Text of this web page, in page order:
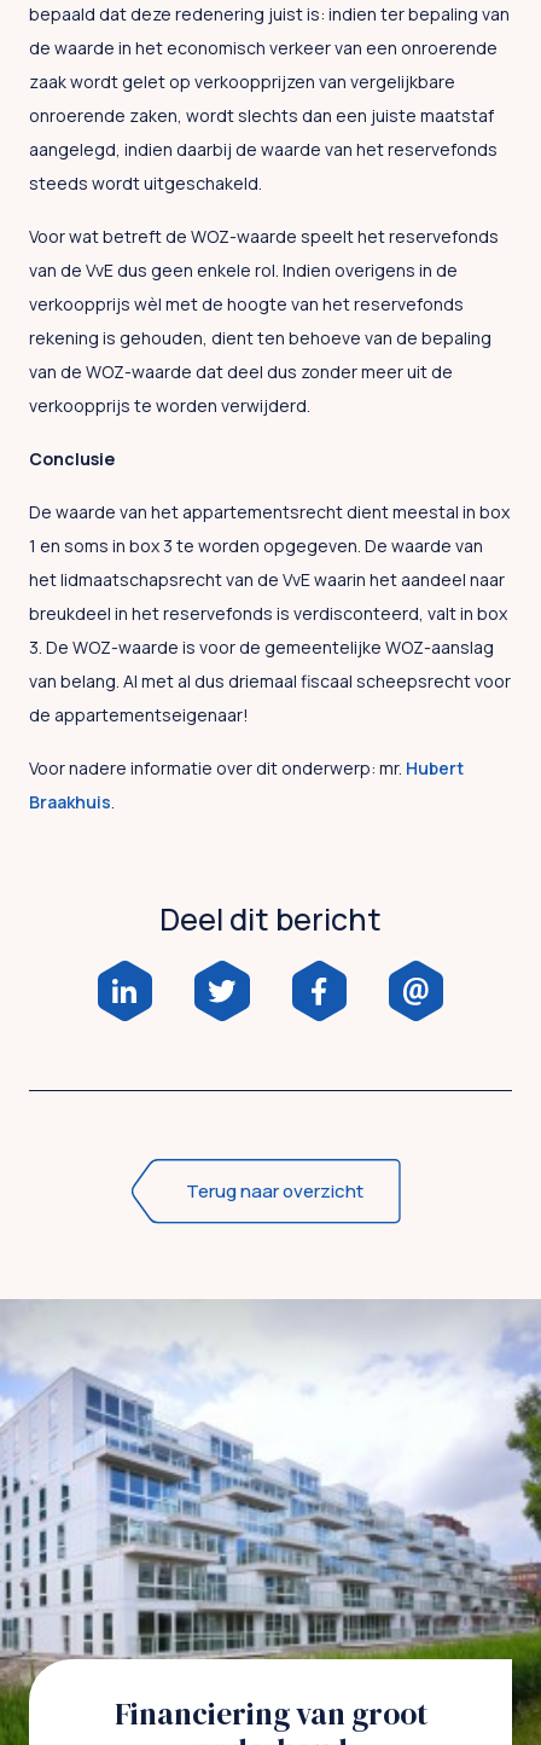
bepaald dat deze redenering juist is: indien ter bepaling van
de waarde in het economisch verkeer van een onroerende
zaak wordt gelet op verkoopprijzen van vergelijkbare
onroerende zaken, wordt slechts dan een juiste maatstaf
aangelegd, indien daarbij de waarde van het reservefonds
steeds wordt uitgeschakeld.
Voor wat betreft de WOZ-waarde speelt het reservefonds
van de VvE dus geen enkele rol. Indien overigens in de
verkoopprijs wèl met de hoogte van het reservefonds
rekening is gehouden, dient ten behoeve van de bepaling
van de WOZ-waarde dat deel dus zonder meer uit de
verkoopprijs te worden verwijderd.
Conclusie
De waarde van het appartementsrecht dient meestal in box
1 en soms in box 3 te worden opgegeven. De waarde van
het lidmaatschapsrecht van de VvE waarin het aandeel naar
breukdeel in het reservefonds is verdisconteerd, valt in box
3. De WOZ-waarde is voor de gemeentelijke WOZ-aanslag
van belang. Al met al dus driemaal fiscaal scheepsrecht voor
de appartementseigenaar!
Voor nadere informatie over dit onderwerp: mr. Hubert
Braakhuis
Deel dit bericht
Terug naar overzicht
Financiering van groot